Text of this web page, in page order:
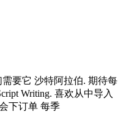
需要它 沙特阿拉伯. 期待每
Writing. 喜欢从中导入
下订单 每季